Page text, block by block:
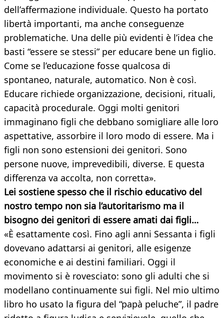
dell’affermazione individuale. Questo ha portato
libertà importanti, ma anche conseguenze
problematiche. Una delle più evidenti è l’idea che
basti “essere se stessi” per educare bene un figlio.
Come se l’educazione fosse qualcosa di
spontaneo, naturale, automatico. Non è così.
Educare richiede organizzazione, decisioni, rituali,
capacità procedurale. Oggi molti genitori
immaginano figli che debbano somigliare alle loro
aspettative, assorbire il loro modo di essere. Ma i
figli non sono estensioni dei genitori. Sono
persone nuove, imprevedibili, diverse. E questa
differenza va accolta, non corretta».
Lei sostiene spesso che il rischio educativo del
nostro tempo non sia l’autoritarismo ma il
bisogno dei genitori di essere amati dai figli…
«È esattamente così. Fino agli anni Sessanta i figli
dovevano adattarsi ai genitori, alle esigenze
economiche e ai destini familiari. Oggi il
movimento si è rovesciato: sono gli adulti che si
modellano continuamente sui figli. Nel mio ultimo
libro ho usato la figura del “papà peluche”, il padre